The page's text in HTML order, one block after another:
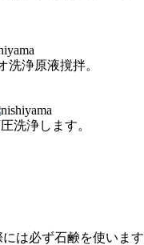
洗浄原液撹拌。
洗浄します。
は必ず石鹸を使います